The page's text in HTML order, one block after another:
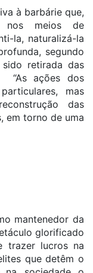
à barbárie que,
nos meios de
la, naturalizá-la
segundo
retirada das
“As ações dos
mas
das
em torno de uma
mantenedor da
glorificado
trazer lucros na
que detêm o